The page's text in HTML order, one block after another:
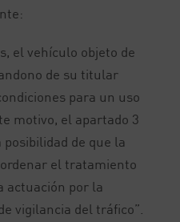
el vehículo objeto de
de su titular
para un uso
motivo, el apartado 3
de que la
el tratamiento
actuación por la
vigilancia del tráfico”.